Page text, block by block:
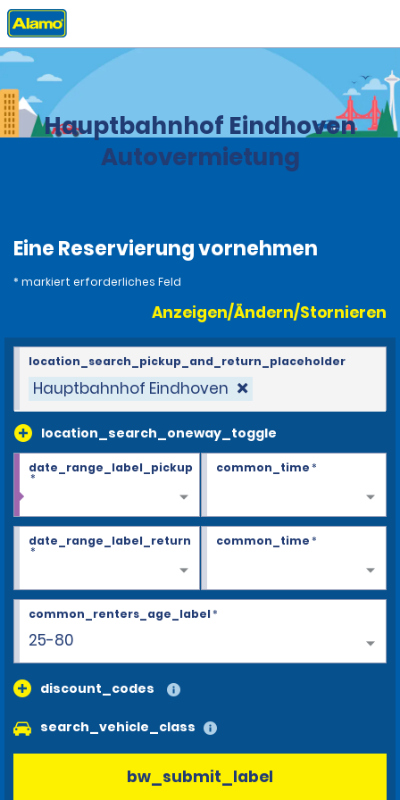
Privat Stationen
Hauptbahnhof Eindhoven
Autovermietung
Eine Reservierung vornehmen
* markiert erforderliches Feld
Anzeigen/Ändern/Stornieren
Hauptbahnhof Eindhoven
location_search_oneway_toggle
location_search_pickup_and_return_placeholder
date_range_label_pickup
*
common_time*
date_range_label_return
*
common_time*
25-80
common_renters_age_label*
discount_codes
search_vehicle_class
bw_submit_label